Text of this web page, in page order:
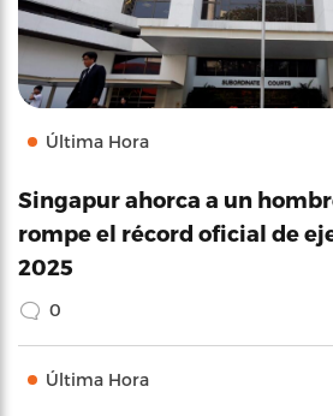
Última Hora
Singapur ahorca a un
rompe el récord oficial de
2025
0
Última Hora